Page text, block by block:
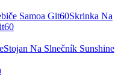
Skrinka Na
Stojan Na Slnečník Sunshine